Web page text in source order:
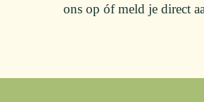
ons op óf meld je direct